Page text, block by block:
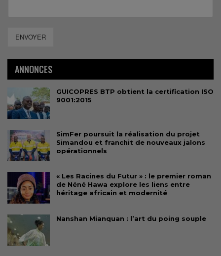
ENVOYER
ANNONCES
GUICOPRES BTP obtient la certification ISO
9001:2015
SimFer poursuit la réalisation du projet
Simandou et franchit de nouveaux jalons
opérationnels
« Les Racines du Futur » : le premier roman
de Néné Hawa explore les liens entre
héritage africain et modernité
Nanshan Mianquan : l’art du poing souple